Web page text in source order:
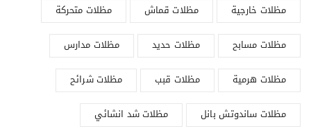
مظلات متحركة
مظلات قماش
مظلات خارجية
مظلات مدارس
مظلات حديد
مظلات مسابح
مظلات شرائح
مظلات قبب
مظلات هرمية
مظلات شد انشائي
مظلات ساندوتش بانل